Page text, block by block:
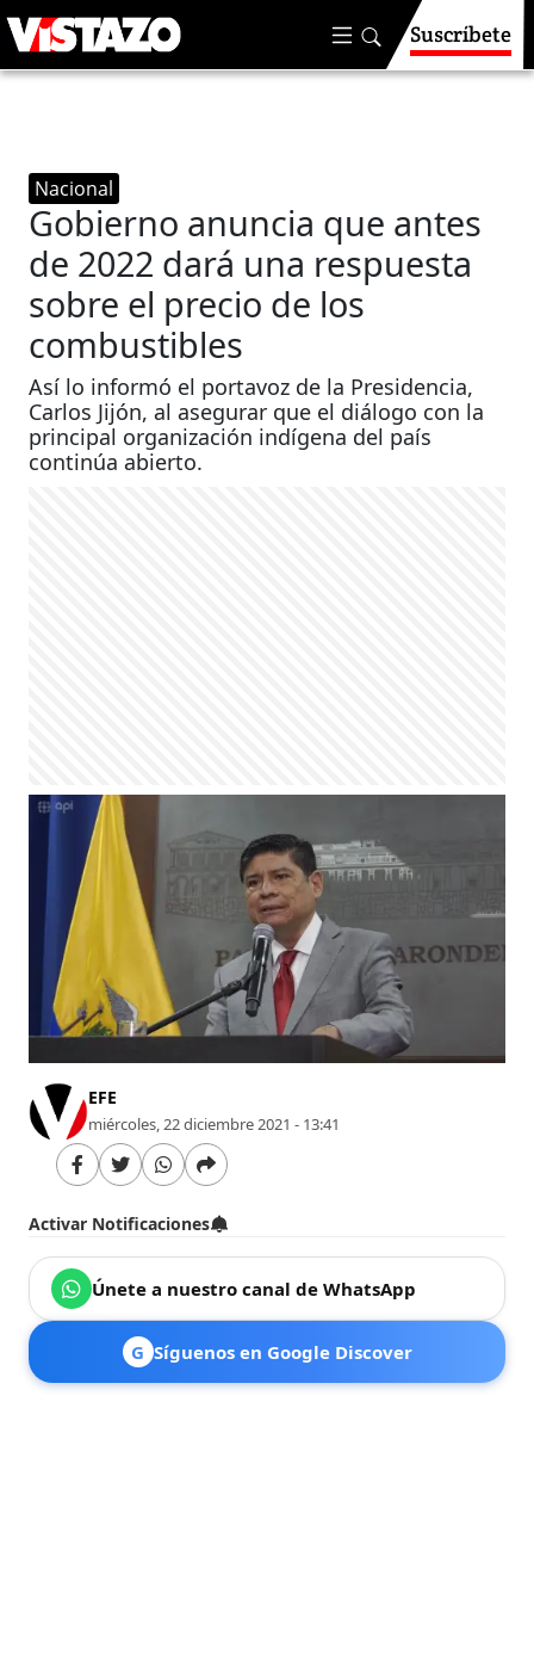
Suscríbete
Nacional
Gobierno anuncia que antes
de 2022 dará una respuesta
sobre el precio de los
combustibles
Así lo informó el portavoz de la Presidencia,
Carlos Jijón, al asegurar que el diálogo con la
principal organización indígena del país
continúa abierto.
EFE
miércoles, 22 diciembre 2021 - 13:41
Activar Notificaciones
Únete a nuestro canal de WhatsApp
G Síguenos en Google Discover